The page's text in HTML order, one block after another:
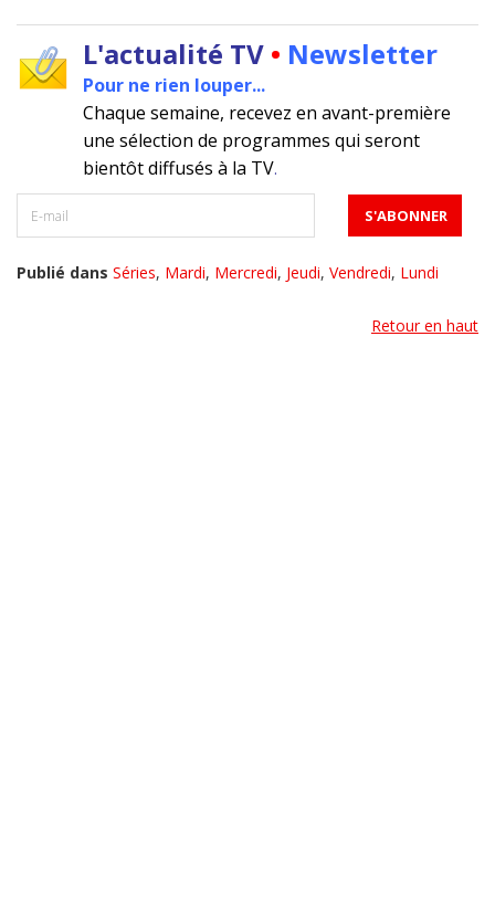
L'actualité TV • Newsletter
Pour ne rien louper...
Chaque semaine, recevez en avant-première
une sélection de programmes qui seront
bientôt diffusés à la TV.
Publié dans Séries, Mardi, Mercredi, Jeudi, Vendredi, Lundi
Retour en haut